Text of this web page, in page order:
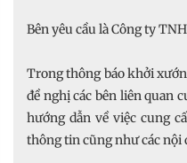
Bên yêu cầu là Công ty
Trong thông báo khởi
đề nghị các bên liên quan
hướng dẫn về việc cung
thông tin cũng như các nội